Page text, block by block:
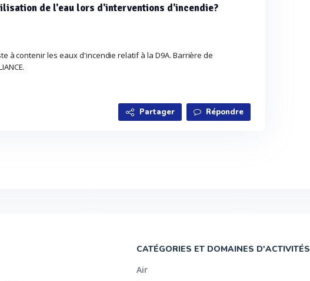
de l'eau lors d'interventions d'incendie?
à contenir les eaux d'incendie relatif à la D9A. Barrière de
Partager Répondre
CATÉGORIES ET DOMAINES D'ACTIVITÉS
Air